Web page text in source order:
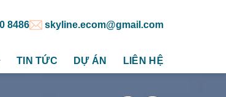
8486 skyline.ecom@gmail.com
TIN TỨC DỰ ÁN LIÊN HỆ